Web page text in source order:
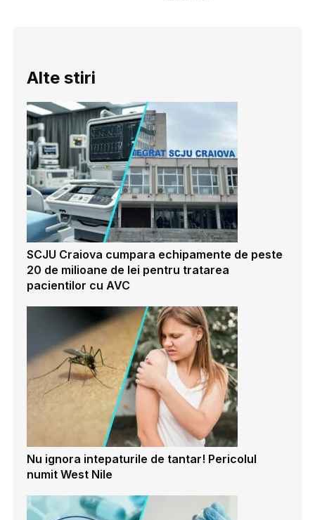
Alte stiri
SCJU Craiova cumpara echipamente de peste
20 de milioane de lei pentru tratarea
pacientilor cu AVC
Nu ignora intepaturile de tantar! Pericolul
numit West Nile